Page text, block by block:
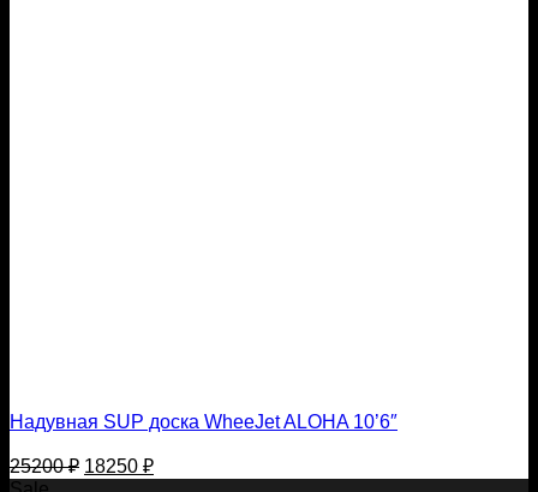
Надувная SUP доска WheeJet ALOHA 10’6″
25200₽ Первоначальная
цена
18250 ₽Текущая
цена: